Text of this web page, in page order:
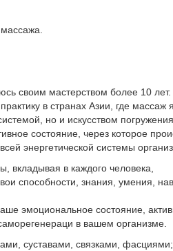
своим мастерством более 10
в странах Азии, где массаж
но и искусством погружения
состояние, через которое
энергетической системы
вкладывая в каждого человека,
способности, знания, умения,
эмоциональное состояние,
в вашем организме.
суставами, связками, фасциями;